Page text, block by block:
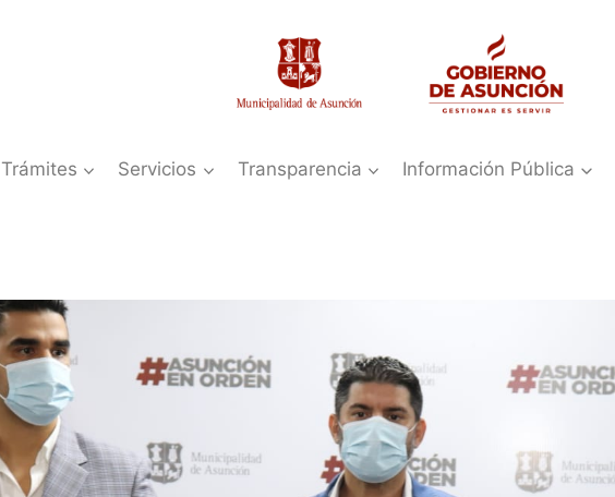
Trámites Servicios Transparencia Información Pública